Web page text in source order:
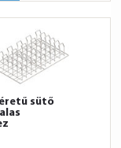
sütő